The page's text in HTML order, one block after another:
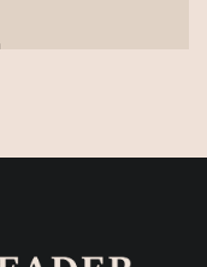
(video)